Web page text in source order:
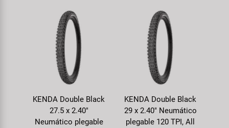
KENDA Double Black
27.5 x 2.40"
Neumático plegable
KENDA Double Black
29 x 2.40" Neumático
plegable 120 TPI, All